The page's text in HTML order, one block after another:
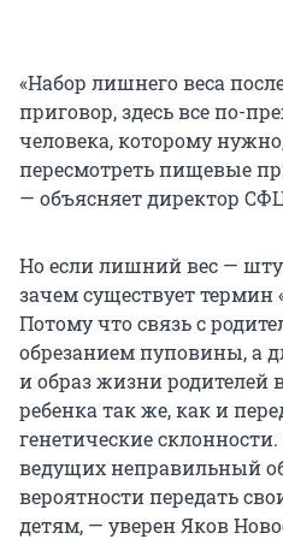
«Набор лишнего веса
приговор, здесь все по-
человека, которому
пересмотреть пищевые
— объясняет директор
Но если лишний вес —
зачем существует термин
Потому что связь с
обрезанием пуповины, а
и образ жизни родителей
ребенка так же, как и
генетические
ведущих неправильный
вероятности передать
детям, — уверен Яков